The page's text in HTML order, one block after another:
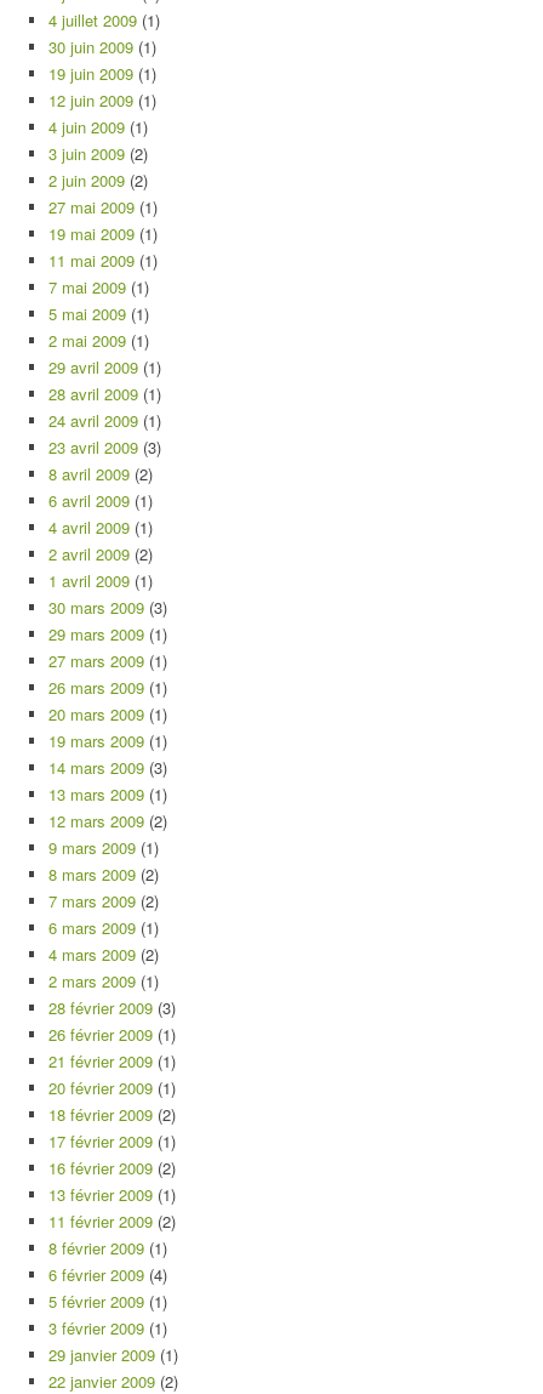
4 juillet 2009 (1)
30 juin 2009 (1)
19 juin 2009 (1)
12 juin 2009 (1)
4 juin 2009 (1)
3 juin 2009 (2)
2 juin 2009 (2)
27 mai 2009 (1)
19 mai 2009 (1)
11 mai 2009 (1)
7 mai 2009 (1)
5 mai 2009 (1)
2 mai 2009 (1)
29 avril 2009 (1)
28 avril 2009 (1)
24 avril 2009 (1)
23 avril 2009 (3)
8 avril 2009 (2)
6 avril 2009 (1)
4 avril 2009 (1)
2 avril 2009 (2)
1 avril 2009 (1)
30 mars 2009 (3)
29 mars 2009 (1)
27 mars 2009 (1)
26 mars 2009 (1)
20 mars 2009 (1)
19 mars 2009 (1)
14 mars 2009 (3)
13 mars 2009 (1)
12 mars 2009 (2)
9 mars 2009 (1)
8 mars 2009 (2)
7 mars 2009 (2)
6 mars 2009 (1)
4 mars 2009 (2)
2 mars 2009 (1)
28 février 2009 (3)
26 février 2009 (1)
21 février 2009 (1)
20 février 2009 (1)
18 février 2009 (2)
17 février 2009 (1)
16 février 2009 (2)
13 février 2009 (1)
11 février 2009 (2)
8 février 2009 (1)
6 février 2009 (4)
5 février 2009 (1)
3 février 2009 (1)
29 janvier 2009 (1)
22 janvier 2009 (2)